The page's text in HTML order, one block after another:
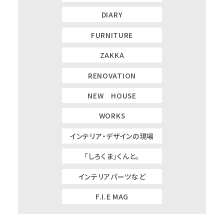
DIARY
FURNITURE
ZAKKA
RENOVATION
NEW HOUSE
WORKS
インテリア・デザインの現場
「しろくま」くんと。
インテリアパーツなど
F.I.E MAG